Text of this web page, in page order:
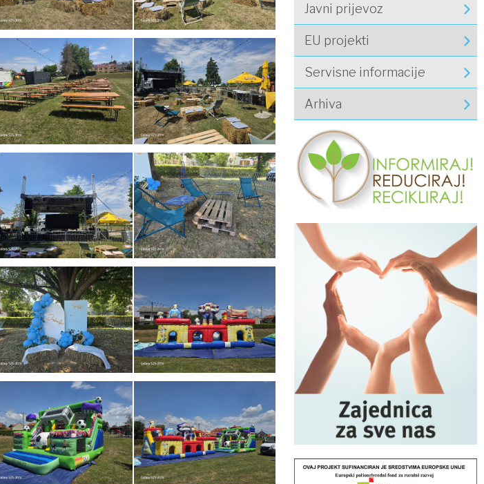
Javni prijevoz
EU projekti
Servisne informacije
Arhiva